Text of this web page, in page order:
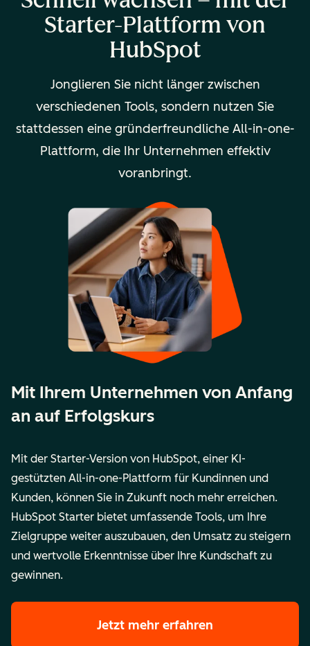
Starter-Plattform von
HubSpot
Jonglieren Sie nicht länger zwischen
verschiedenen Tools, sondern nutzen Sie
stattdessen eine gründerfreundliche All-in-one-
Plattform, die Ihr Unternehmen effektiv
voranbringt.
Mit Ihrem Unternehmen von Anfang
an auf Erfolgskurs
Mit der Starter-Version von HubSpot, einer KI-
gestützten All-in-one-Plattform für Kundinnen und
Kunden, können Sie in Zukunft noch mehr erreichen.
HubSpot Starter bietet umfassende Tools, um Ihre
Zielgruppe weiter auszubauen, den Umsatz zu steigern
und wertvolle Erkenntnisse über Ihre Kundschaft zu
gewinnen.
Jetzt mehr erfahren